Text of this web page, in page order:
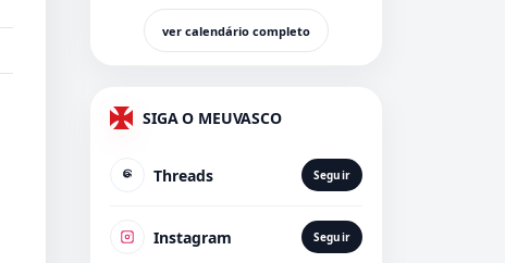
ver calendário completo
SIGA O MEUVASCO
Threads Seguir
Instagram Seguir